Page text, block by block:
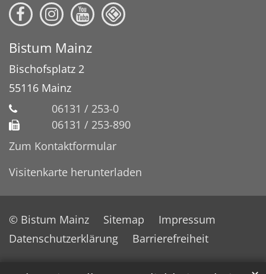
Bistum Mainz
Bischofsplatz 2
55116 Mainz
06131 / 253-0
06131 / 253-890
Zum Kontaktformular
Visitenkarte herunterladen
© Bistum Mainz Sitemap
Impressum
Datenschutzerklärung
Barrierefreiheit